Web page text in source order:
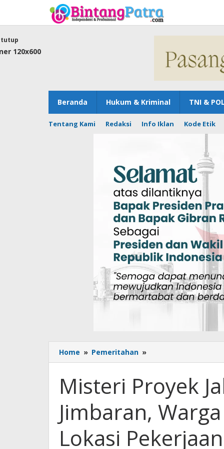
konten
Beranda Hukum & Kriminal TNI &
Tentang Kami Redaksi Info Iklan Kode Etik
tutup
Home » Pemeritahan »
Proyek
Rp180
Juta
Desa
Jimbaran,
Warga
Mengaku
Misteri Proyek
Jimbaran,
Lokasi Pekerjaan